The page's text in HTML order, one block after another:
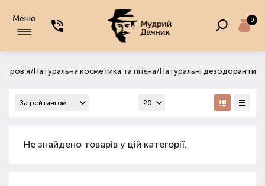
Меню 0
/ Натуральна косметика та гігієна/ Натуральні дезодоранти
Не знайдено товарів у цій категорії.